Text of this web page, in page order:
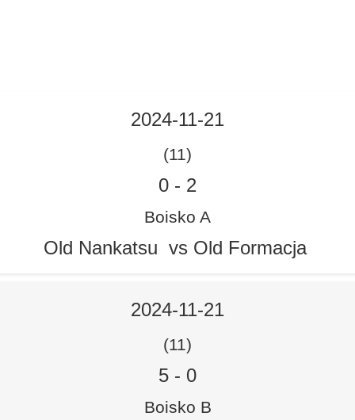
2024-11-21
(11)
0 - 2
Boisko A
Old Nankatsu vs Old Formacja
2024-11-21
(11)
5 - 0
Boisko B